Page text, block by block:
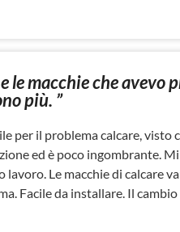
le macchie che avevo
più. ”
il problema calcare, visto
ed è poco ingombrante.
lavoro. Le macchie di calcare
Facile da installare. Il